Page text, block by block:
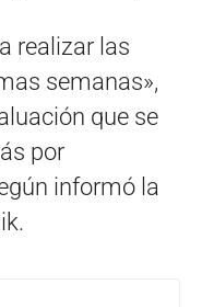
realizar las
semanas»,
que se
por
informó la